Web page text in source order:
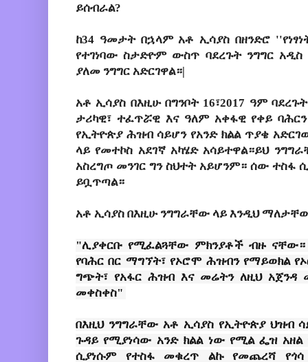
ይሰብራል?
ከ34 ዓመታት በኋላም አቶ ኢሳያስ በዘንድሮ
የተገነባው ስታድዮም ውስጥ ባደረጉት ንግግር
ያለመ ንግግር አድርገዋል።|
አቶ ኢሳያስ በእዚሁ በግንቦት 16፣2017 ዓም
ታሪካዊ፣ ተፈጥሯዊ እና ዓለም አቀፋዊ የቀይ
የኢትዮጵያ ሕዝብ ሳይሆን የአንድ ክልል ጥያቄ
ላይ የመተኮስ አደገኛ አካሄድ አሳይተዋል።ይህ
አስረግጦ መንገር ግን ስህተት አይሆንም። ሰው ተስፋ
ይቧጥጣል።
አቶ ኢሳያስ በእዚሁ ንግግራቸው ላይ እንዲህ
"ሊያቀርቡ የሚፈልጓቸው ምክንያቶች ብዙ ናቸው።
የባሕር በር ማግኘት፣ የኦሮሞ ሕዝብን የማይወክል
ግጭት፣ የአፋር ሕዝብ እና መሬትን ለዚህ
መቀስቀስ"
በእዚህ ንግግራቸው አቶ ኢሳያስ የኢትዮጵያ ህዝብ
ጉዳይ የሚያነሳው አንድ ክልል ነው የሚል ፌዝ አዘል
ሲያነሱም የተስፋ መቁረጥ ልኩ የመጨረሻ